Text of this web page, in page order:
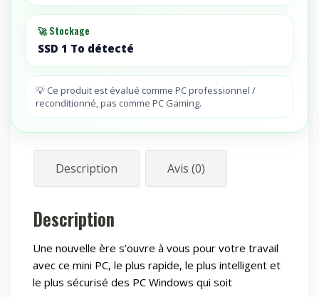
Win
11
Pro
/
802.11AX
/
5
2
/
cooling/
🚀 Stockage
SSD 1 To détecté
💡 Ce produit est évalué comme PC professionnel /
reconditionné, pas comme PC Gaming.
Description Avis (0)
Description
Une nouvelle ère s’ouvre à vous pour votre travail
avec ce mini PC, le plus rapide, le plus intelligent et
le plus sécurisé des PC Windows qui soit